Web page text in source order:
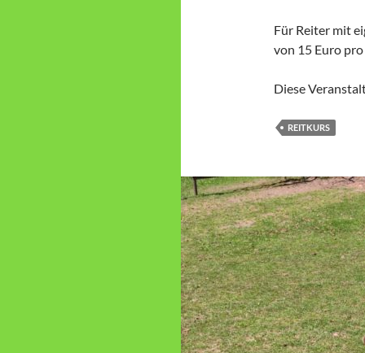
Für Reiter mit
von 15 Euro
Diese
REITKURS